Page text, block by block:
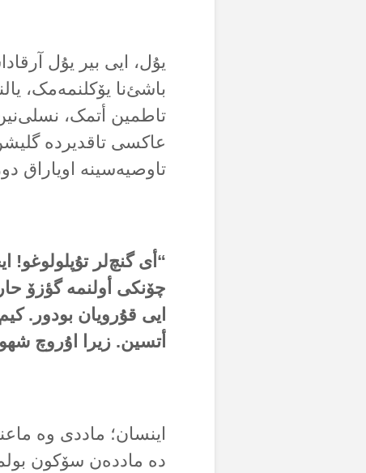
یۇل، ایی بیر یۇل
باشئ‌نا یۆکلنمەمک،
تاطمین أتمک،
عاکسی تاقدیردە
تاوصیەسینە اویاراق
“أی گنچ‌لر تۇپلولوغو!
چۆنکی أولنمە گؤزۆ
ایی قۇرویان بودور.
أتسین. زیرا اۇروچ
اینسان؛ ماددی وە
دە ماددەن سۆکون